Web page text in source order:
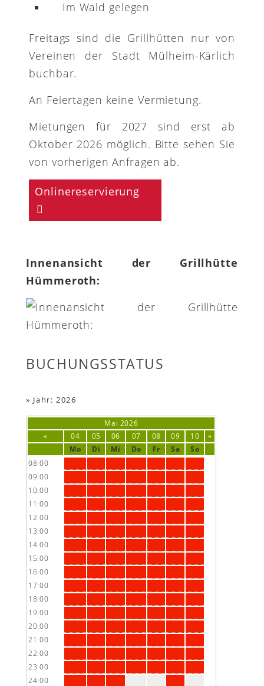
Im Wald gelegen
Freitags sind die Grillhütten nur von
Vereinen der Stadt Mülheim-Kärlich
buchbar.
An Feiertagen keine Vermietung.
Mietungen für 2027 sind erst ab
Oktober 2026 möglich. Bitte sehen Sie
von vorherigen Anfragen ab.
Onlinereservierung
Innenansicht der Grillhütte
Hümmeroth:
BUCHUNGSSTATUS
» Jahr: 2026
Mai 2026
«
04 05 06 07 08 09 10
»
Mo
Di Mi Do Fr Sa
So
08:00
09:00
10:00
11:00
12:00
13:00
14:00
15:00
16:00
17:00
18:00
19:00
20:00
21:00
22:00
23:00
24:00